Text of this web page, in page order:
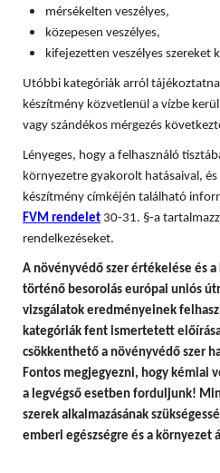
mérsékelten veszélyes,
közepesen veszélyes,
kifejezetten veszélyes szereket
Utóbbi kategóriák arról
készítmény közvetlenül a vízbe
vagy szándékos mérgezés
Lényeges, hogy a felhasználó
környezetre gyakorolt hatásaival,
készítmény címkéjén található
FVM rendelet 30-31. §-a
rendelkezéseket.
A növényvédő szer értékelése és
történő besorolás európai uniós
vizsgálatok eredményeinek
kategóriák fent ismertetett
csökkenthető a növényvédő szer
Fontos megjegyezni, hogy kémiai
a legvégső esetben forduljunk!
szerek alkalmazásának
emberi egészségre és a környezet